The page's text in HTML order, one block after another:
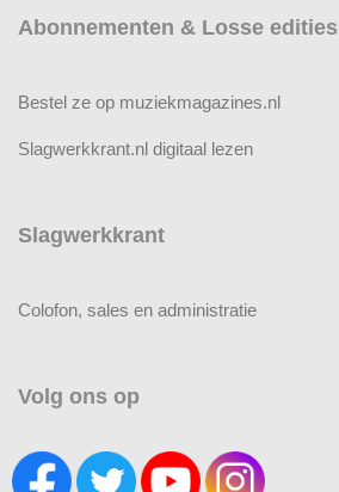
Abonnementen & Losse edities
Bestel ze op muziekmagazines.nl
Slagwerkkrant.nl digitaal lezen
Slagwerkkrant
Colofon, sales en administratie
Volg ons op